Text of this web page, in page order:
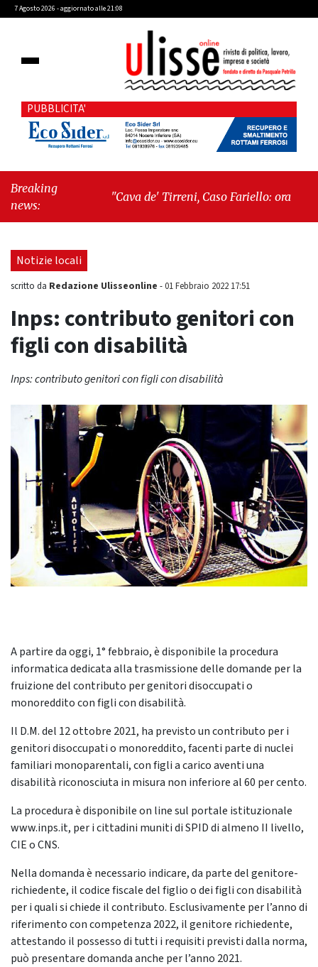
7 Agosto 2026 - aggiornato alle 21:08
PUBBLICITA'
Breaking
news:
"Cava de' Tirreni, Caso Fariello: ora torniamo
Notizie locali
scritto da Redazione Ulisseonline -01 Febbraio 2022 17:51
Inps: contributo genitori con
figli con disabilità
Inps: contributo genitori con figli con disabilità
A partire da oggi, 1° febbraio, è disponibile la procedura
informatica dedicata alla trasmissione delle domande per la
fruizione del contributo per genitori disoccupati o
monoreddito con figli con disabilità.
Il D.M. del 12 ottobre 2021, ha previsto un contributo per i
genitori disoccupati o monoreddito, facenti parte di nuclei
familiari monoparentali, con figli a carico aventi una
disabilità riconosciuta in misura non inferiore al 60 per cento.
La procedura è disponibile on line sul portale istituzionale
www.inps.it, per i cittadini muniti di SPID di almeno II livello,
CIE o CNS.
Nella domanda è necessario indicare, da parte del genitore-
richiedente, il codice fiscale del figlio o dei figli con disabilità
per i quali si chiede il contributo. Esclusivamente per l’anno di
riferimento con competenza 2022, il genitore richiedente,
attestando il possesso di tutti i requisiti previsti dalla norma,
può presentare domanda anche per l’anno 2021.